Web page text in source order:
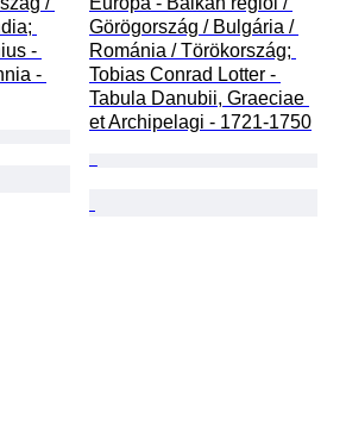
-
-
Görögország / Bulgária /
Románia / Törökország;
Tobias Conrad Lotter -
Tabula Danubii, Graeciae
et Archipelagi - 1721-1750